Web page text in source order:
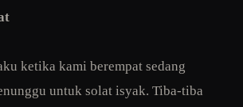
ketika kami berempat sedang
untuk solat isyak. Tiba-tiba